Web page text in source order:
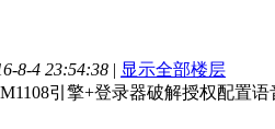
8-4 23:54:38 | 显示全部楼层
引擎+登录器破解授权配置语